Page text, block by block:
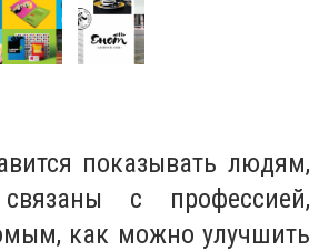
показывать людям,
с профессией,
как можно улучшить